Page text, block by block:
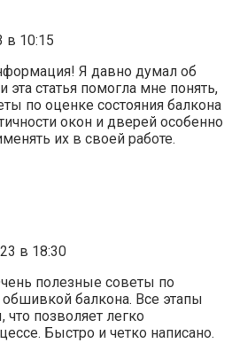
в 10:15
Я давно думал об
статья помогла мне понять,
по оценке состояния балкона
окон и дверей особенно
их в своей работе.
в 18:30
полезные советы по
балкона. Все этапы
позволяет легко
Быстро и четко написано.